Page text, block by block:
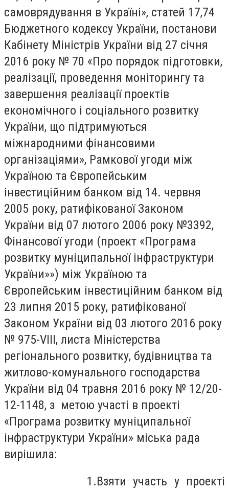
самоврядування в Україні», статей 17,74
Бюджетного кодексу України, постанови
Кабінету Міністрів України від 27 січня
2016 року № 70 «Про порядок підготовки,
реалізації, проведення моніторингу та
завершення реалізації проектів
економічного і соціального розвитку
України, що підтримуються
міжнародними фінансовими
організаціями», Рамкової угоди між
Україною та Європейським
інвестиційним банком від 14. червня
2005 року, ратифікованої Законом
України від 07 лютого 2006 року №3392,
Фінансової угоди (проект «Програма
розвитку муніципальної інфраструктури
України»») між Україною та
Європейським інвестиційним банком від
23 липня 2015 року, ратифікованої
Законом України від 03 лютого 2016 року
№ 975-VІІІ, листа Міністерства
регіонального розвитку, будівництва та
житлово-комунального господарства
України від 04 травня 2016 року № 12/20-
12-1148, з метою участі в проекті
«Програма розвитку муніципальної
інфраструктури України» міська рада
вирішила:
1.Взяти участь у проекті